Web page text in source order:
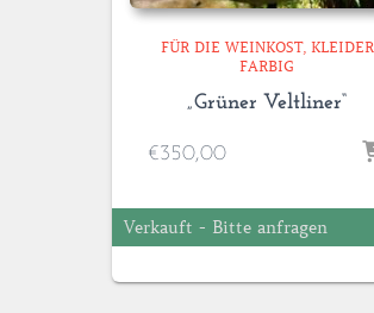
FÜR DIE WEINKOST KLEIDER
FARBIG
„Grüner Veltliner“
€350,00
Verkauft - Bitte anfragen